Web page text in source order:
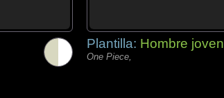
Plantilla: Hombre joven
One Piece,